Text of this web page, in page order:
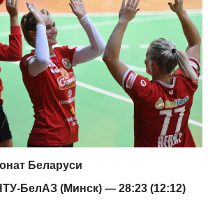
Беларуси
БелАЗ (Минск) — 28:23 (12:12)